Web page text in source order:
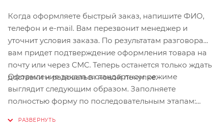
Когда оформляете быстрый заказ, напишите ФИО,
телефон и e-mail. Вам перезвонит менеджер и
уточнит условия заказа. По результатам разговора
вам придет подтверждение оформления товара на
почту или через СМС. Теперь останется только ждать
доставки и радоваться новой покупке.
Оформление заказа в стандартном режиме
выглядит следующим образом. Заполняете
полностью форму по последовательным этапам: